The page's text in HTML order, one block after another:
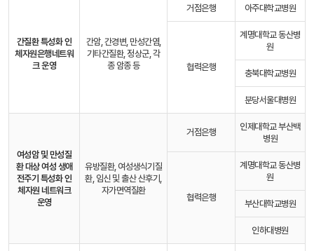
간질환 특성화 인
체자원은행네트워
크 운영
간암, 간경변, 만성간염,
기타간질환, 정상군, 각
종 암종 등
거점은행 아주대학교병원
협력은행
계명대학교 동산병
원
충북대학교병원
분당서울대병원
여성암 및 만성질
환 대상 여성 생애
전주기 특성화 인
체자원 네트워크
운영
유방질환, 여성생식기질
환, 임신 및 출산 산후기,
자가면역질환
거점은행
인제대학교 부산백
병원
협력은행
계명대학교 동산병
원
부산대학교병원
인하대병원